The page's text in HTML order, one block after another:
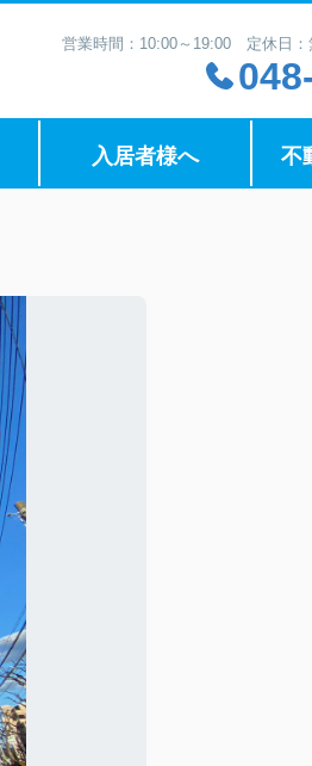
営業時間：10:00～19:00 定休日：
入居者様へ 不